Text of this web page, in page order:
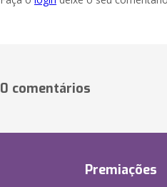
0 comentários
Premiações